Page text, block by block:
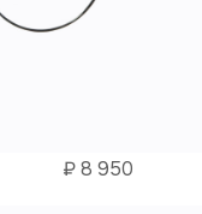
₽8 950